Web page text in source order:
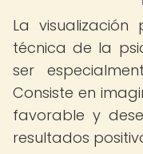
La
técnica de la
ser
Consiste en
favorable y
resultados